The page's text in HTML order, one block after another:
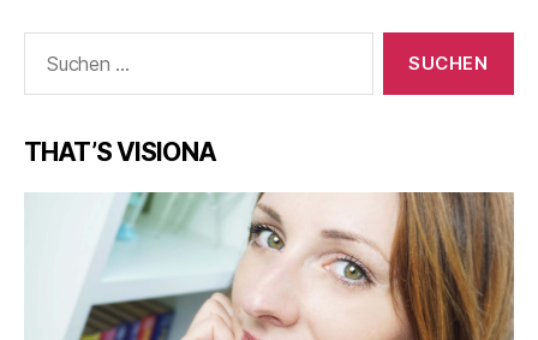
nach:
THAT’S VISIONA